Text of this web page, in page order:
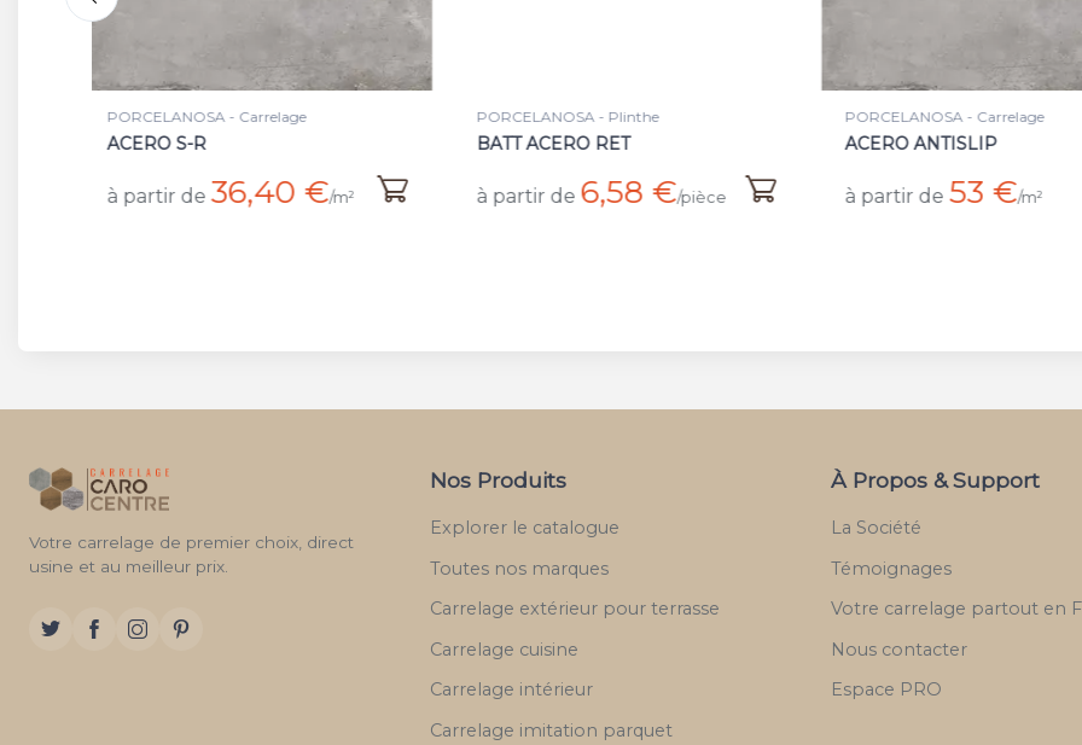
PORCELANOSA - Plinthe
BATT ACERO RET
à partir de 6,58 €/pièce
PORCELANOSA - Carrelage
ACERO ANTISLIP
à partir de 53 €/m²
PORCELANOSA - Carrelage
CALIZA RET
à partir de 36,40 €
Votre carrelage de premier choix, direct
usine et au meilleur prix.
Nos Produits
Explorer le catalogue
Toutes nos marques
Carrelage extérieur pour terrasse
Carrelage cuisine
Carrelage intérieur
Carrelage imitation parquet
À Propos & Support
La Société
Témoignages
Votre carrelage partout en
Nous contacter
Espace PRO